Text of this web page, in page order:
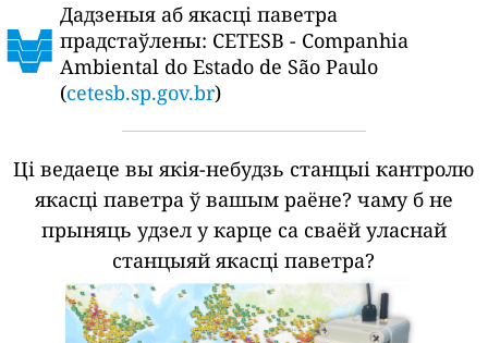
Дадзеныя аб якасці паветра
прадстаўлены: CETESB - Companhia
Ambiental do Estado de São Paulo
(cetesb.sp.gov.br)
Ці ведаеце вы якія-небудзь станцыі кантролю
якасці паветра ў вашым раёне? чаму б не
прыняць удзел у карце са сваёй уласнай
станцыяй якасці паветра?